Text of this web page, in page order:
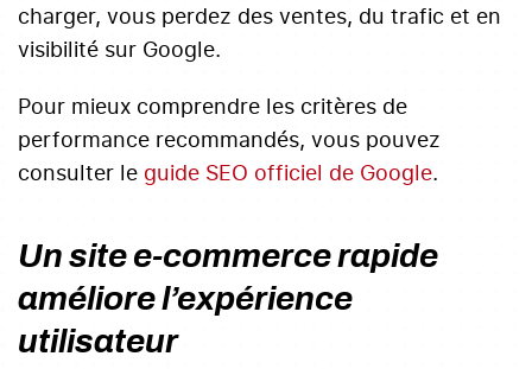
charger, vous perdez des ventes, du trafic et en
visibilité sur Google.
Pour mieux comprendre les critères de
performance recommandés, vous pouvez
consulter le guide SEO officiel de Google.
Un site e-commerce rapide
améliore l’expérience
utilisateur